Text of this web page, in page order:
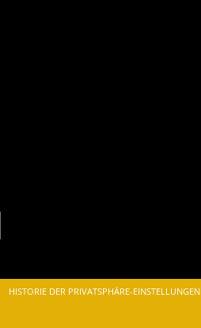
HISTORIE DER PRIVATSPHÄRE-EINSTELLUNGEN